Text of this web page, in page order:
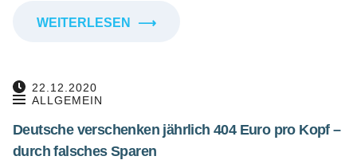
WEITERLESEN ⟶
22.12.2020
ALLGEMEIN
Deutsche verschenken jährlich 404 Euro pro Kopf –
durch falsches Sparen